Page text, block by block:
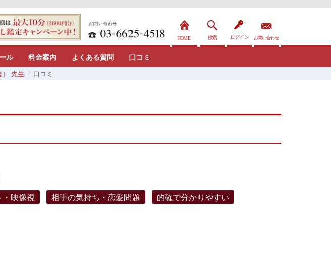
ル 料金案内 よくある質問 口コミ
） 先生 口コミ
映像視
相手の気持ち・恋愛問題 的確で分かりやすい